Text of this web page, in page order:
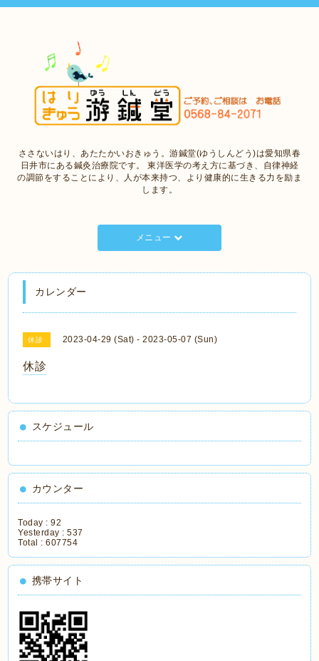
ささないはり、あたたかいおきゅう。游鍼堂(ゆうしんどう)は愛知県春
日井市にある鍼灸治療院です。 東洋医学の考え方に基づき、自律神経
の調節をすることにより、人が本来持つ、より健康的に生きる力を励ま
します。
メニュー
カレンダー
休診 2023-04-29 (Sat) - 2023-05-07 (Sun)
休診
スケジュール
カウンター
Today :92
Yesterday :537
Total :607754
携帯サイト